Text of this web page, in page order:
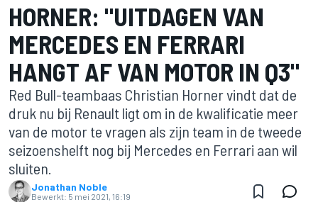
HORNER: "UITDAGEN VAN
MERCEDES EN FERRARI
HANGT AF VAN MOTOR IN Q3"
Red Bull-teambaas Christian Horner vindt dat de
druk nu bij Renault ligt om in de kwalificatie meer
van de motor te vragen als zijn team in de tweede
seizoenshelft nog bij Mercedes en Ferrari aan wil
sluiten.
Jonathan Noble
Bewerkt: 5 mei 2021, 16:19